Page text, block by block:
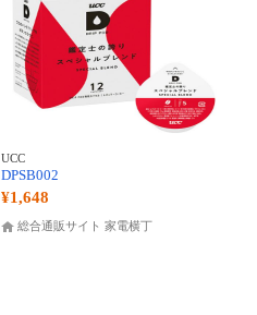
UCC
DPSB002
¥1,648
総合通販サイト 家電横丁